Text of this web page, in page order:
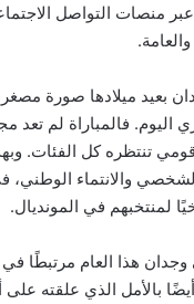
منصات التواصل
بعيد ميلادها صورة
اليوم. فالمباراة لم تعد
تنتظره كل الفئات.
الشخصي والانتماء الوطني،
لمنتخبهم في المونديال.
هذا العام مرتبطًا في
بالأمل الذي علقته